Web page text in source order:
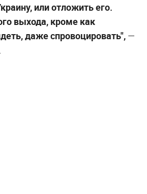
или отложить его.
выхода, кроме как
даже спровоцировать", —